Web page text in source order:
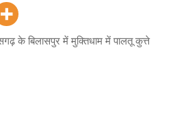
के बिलासपुर में मुक्तिधाम में पालतू कुत्ते